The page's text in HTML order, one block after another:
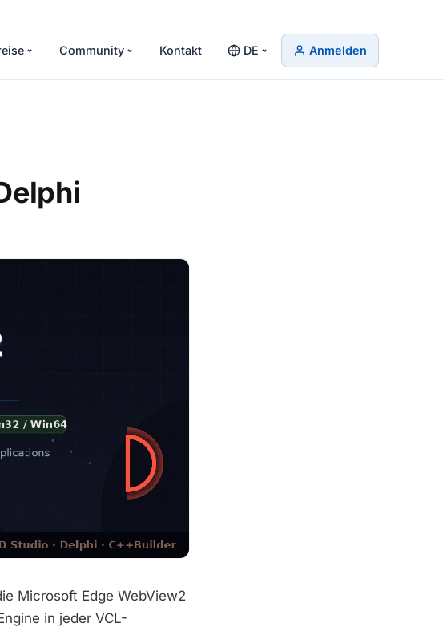
Community Kontakt DE Anmelden
Microsoft Edge WebView2
in jeder VCL-